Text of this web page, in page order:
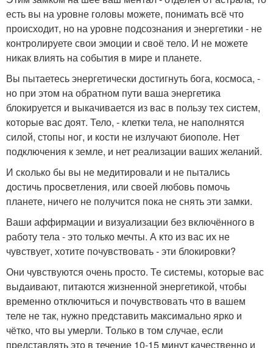
есть вы на уровне головы можете, понимать всё что
происходит, но на уровне подсознания и энергетики - не
контролируете свои эмоции и своё тело. И не можете
никак влиять на события в мире и планете.
Вы пытаетесь энергетически достигнуть бога, космоса, -
но при этом на обратном пути ваша энергетика
блокируется и выкачивается из вас в пользу тех систем,
которые вас доят. Тело, - клетки тела, не наполнятся
силой, стопы ног, и кости не излучают биополе. Нет
подключения к земле, и нет реализации ваших желаний.
И сколько бы вы не медитировали и не пытались
достичь просветления, или своей любовь помочь
планете, ничего не получится пока не снять эти замки.
Ваши аффирмации и визуализации без включённого в
работу тела - это только мечты. А кто из вас их не
чувствует, хотите почувствовать - эти блокировки?
Они чувствуются очень просто. Те системы, которые вас
выдаивают, питаются жизненной энергетикой, чтобы
временно отключиться и почувствовать что в вашем
теле не так, нужно представить максимально ярко и
чётко, что вы умерли. Только в том случае, если
представлять это в течение 10-15 минут качественно и